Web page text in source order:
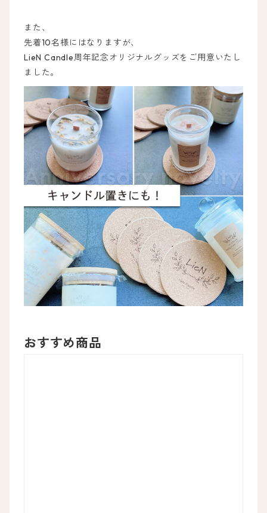
また、
先着10名様にはなりますが、
LieN Candle周年記念オリジナルグッズをご用意いたし
ました。
おすすめ商品